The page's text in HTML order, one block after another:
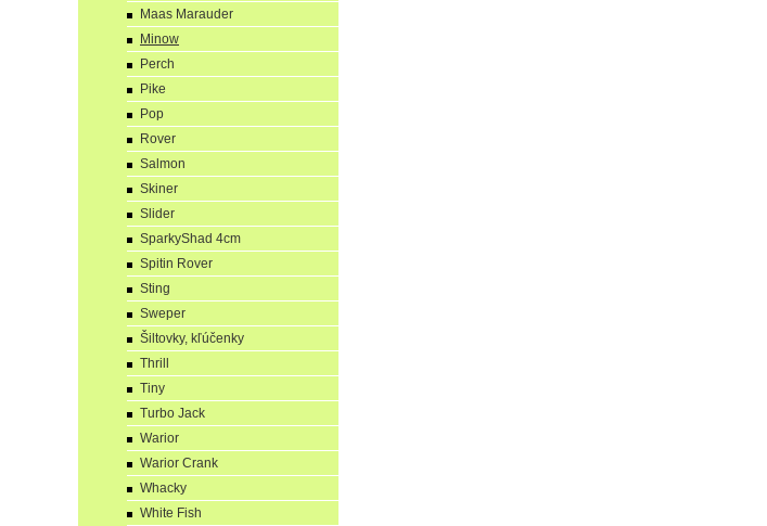
Maas Marauder
Minow
Perch
Pike
Pop
Rover
Salmon
Skiner
Slider
SparkyShad 4cm
Spitin Rover
Sting
Sweper
Šiltovky, kľúčenky
Thrill
Tiny
Turbo Jack
Warior
Warior Crank
Whacky
White Fish